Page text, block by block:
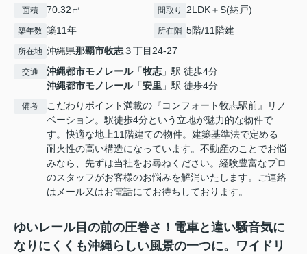
面積 70.32㎡ 間取り 2LDK＋S(納戸)
築年数 築11年 所在階 5階/11階建
所在地 沖縄県那覇市牧志３丁目24-27
交通 沖縄都市モノレール「牧志」駅 徒歩4分
沖縄都市モノレール「安里 」駅 徒歩4分
備考
こだわりポイント満載の『コンフォート牧志駅前』リノ
ベーション。駅徒歩4分という立地が魅力的な物件で
す。快適な地上11階建ての物件。建築基準法で定める
耐火性の高い構造になっています。不動産のことでお悩
みなら、先ずは当社をお尋ねください。経験豊富なプロ
のスタッフがお客様のお悩みを解消いたします。ご連絡
はメール又はお電話にてお待ちしております。
ゆいレール目の前の圧巻さ！電車と違い騒音気に
なりにくくも沖縄らしい風景の一つに。ワイドリ